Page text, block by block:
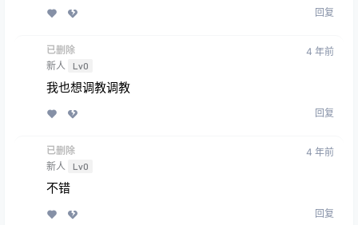
回复
已删除
新人 Lv0
4 年前
我也想调教调教
回复
已删除
新人 Lv0
4 年前
不错
回复